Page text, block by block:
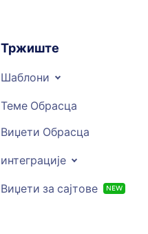
Тржиште
Шаблони
Теме Обрасца
Виџети Обрасца
интеграције
Виџети за сајтове NEW